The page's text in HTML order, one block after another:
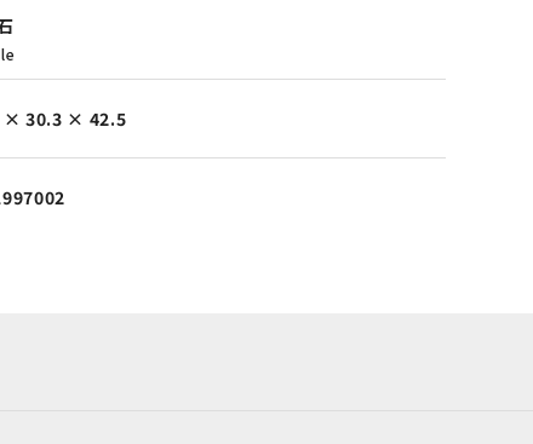
× 30.3 × 42.5